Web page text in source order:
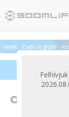
Gépek Eladó új gépek